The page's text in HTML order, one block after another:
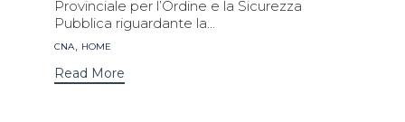
Provinciale per l’Ordine e la Sicurezza
Pubblica riguardante la...
Tags
CNA, HOME
Read More